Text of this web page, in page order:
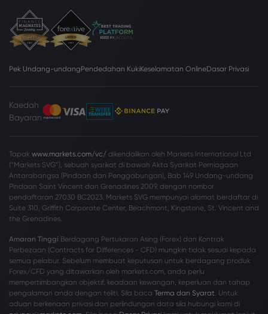
Pek Undang-undangPendedahan KukiKeselamatan OnlineDasar Privasi
Kaedah
Bayaran
Tapak www.markets.com/vc/ dikendalikan oleh Markets International Ltd
(“Markets SVG”), sebuah syarikat di bawah Akta Syarikat Perniagaan
Antarabangsa (Pindaan dan Penggabungan), Bab 149 Undang-undang
Pindaan Saint Vincent dan Grenadines 2009, dengan nombor
pendaftaran 27030 BC2023. Markets SVG mempunyai alamat berdaftar di
Suite 310, Griffith Corporate Center, Beachmont, Kingstone, St. Vincent and
the Grenadines.
Amaran Tinggi Berdagang Pertukaran Asing (Forex) dan Kontrak
Perbezaan (Contracts for Differences - CFD) mungkin tidak sesuai kepada
semua pelabur. Sebelum membuat keputusan untuk berdagang produk
Forex/CFD yang ditawarkan oleh markets.com, anda perlu
mempertimbangkan objektif, keadaan kewangan, keperluan dan tahap
pengalaman anda dengan teliti. Sila baca Terma dan Syarat. Untuk
aduan berkenaan privasi dan perlindungan data sila hubungi kami di